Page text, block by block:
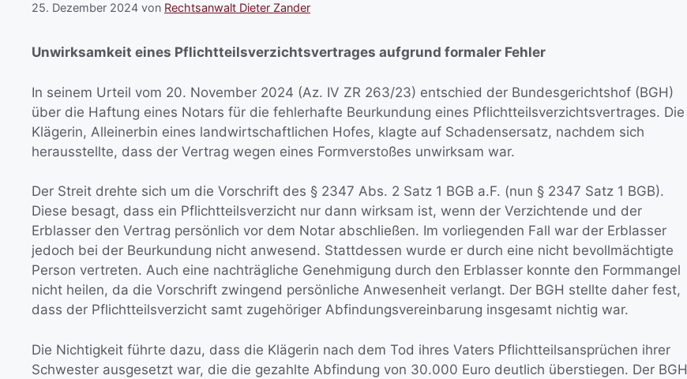
25. Dezember 2024 von Rechtsanwalt Dieter Zander
Unwirksamkeit eines Pflichtteilsverzichtsvertrages aufgrund formaler Fehler
In seinem Urteil vom 20. November 2024 (Az. IV ZR 263/23) entschied der Bundesgerichtshof (BGH)
über die Haftung eines Notars für die fehlerhafte Beurkundung eines Pflichtteilsverzichtsvertrages. Die
Klägerin, Alleinerbin eines landwirtschaftlichen Hofes, klagte auf Schadensersatz, nachdem sich
herausstellte, dass der Vertrag wegen eines Formverstoßes unwirksam war.
Der Streit drehte sich um die Vorschrift des § 2347 Abs. 2 Satz 1 BGB a.F. (nun § 2347 Satz 1 BGB).
Diese besagt, dass ein Pflichtteilsverzicht nur dann wirksam ist, wenn der Verzichtende und der
Erblasser den Vertrag persönlich vor dem Notar abschließen. Im vorliegenden Fall war der Erblasser
jedoch bei der Beurkundung nicht anwesend. Stattdessen wurde er durch eine nicht bevollmächtigte
Person vertreten. Auch eine nachträgliche Genehmigung durch den Erblasser konnte den Formmangel
nicht heilen, da die Vorschrift zwingend persönliche Anwesenheit verlangt. Der BGH stellte daher fest,
dass der Pflichtteilsverzicht samt zugehöriger Abfindungsvereinbarung insgesamt nichtig war.
Die Nichtigkeit führte dazu, dass die Klägerin nach dem Tod ihres Vaters Pflichtteilsansprüchen ihrer
Schwester ausgesetzt war, die die gezahlte Abfindung von 30.000 Euro deutlich überstiegen. Der BGH